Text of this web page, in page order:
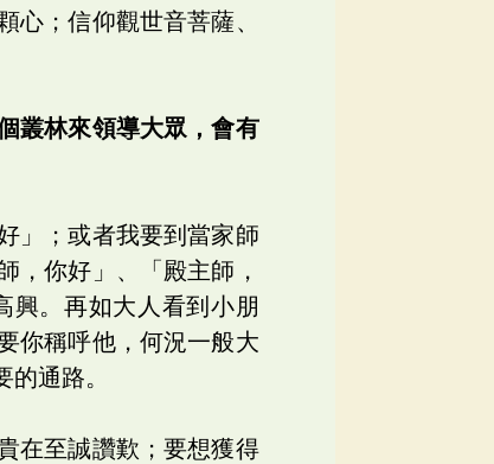
心；信仰觀世音菩薩、
叢林來領導大眾，會有
」；或者我要到當家師
，你好」、「殿主師，
興。再如大人看到小朋
你稱呼他，何況一般大
通路。
在至誠讚歎；要想獲得